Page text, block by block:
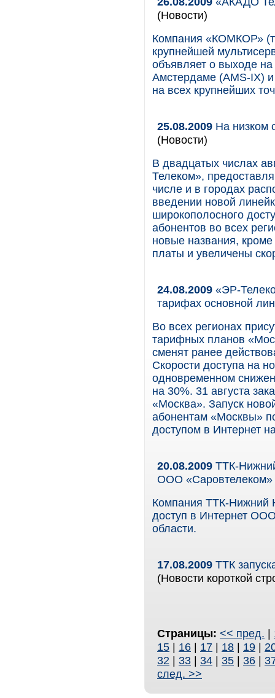
(Новости)
Компания «КОМКОР»
крупнейшей
объявляет о выходе
Амстердаме (AMS-IX)
на всех крупнейших
25.08.2009 На низком
(Новости)
В двадцатых числах
Телеком»,
числе и в городах
введении новой
широкополосного
абонентов во всех
новые названия,
платы и увеличены
24.08.2009 «ЭР-
тарифах основной
Во всех регионах
тарифных планов
сменят ранее
Скорости доступа на
одновременном
на 30%. 31 августа
«Москва». Запуск
абонентам «Москвы»
доступом в Интернет
20.08.2009 ТТК-
ООО «Саровтелеком»
Компания ТТК-Нижний
доступ в Интернет
области.
17.08.2009 ТТК
(Новости короткой
Страницы: << пред. |
15 | 16 | 17 | 18 | 19 |
32 | 33 | 34 | 35 | 36 |
след. >>